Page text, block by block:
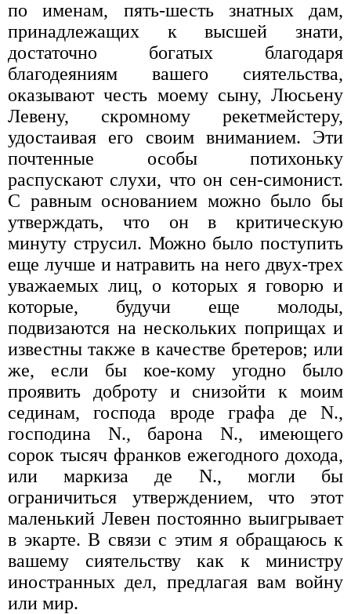
по именам, пять-шесть знатных дам,
принадлежащих к высшей знати,
достаточно богатых благодаря
благодеяниям вашего сиятельства,
оказывают честь моему сыну, Люсьену
Левену, скромному рекетмейстеру,
удостаивая его своим вниманием. Эти
почтенные особы потихоньку
распускают слухи, что он сен-симонист.
С равным основанием можно было бы
утверждать, что он в критическую
минуту струсил. Можно было поступить
еще лучше и натравить на него двух-трех
уважаемых лиц, о которых я говорю и
которые, будучи еще молоды,
подвизаются на нескольких поприщах и
известны также в качестве бретеров; или
же, если бы кое-кому угодно было
проявить доброту и снизойти к моим
сединам, господа вроде графа де N.,
господина N., барона N., имеющего
сорок тысяч франков ежегодного дохода,
или маркиза де N., могли бы
ограничиться утверждением, что этот
маленький Левен постоянно выигрывает
в экарте. В связи с этим я обращаюсь к
вашему сиятельству как к министру
иностранных дел, предлагая вам войну
или мир.